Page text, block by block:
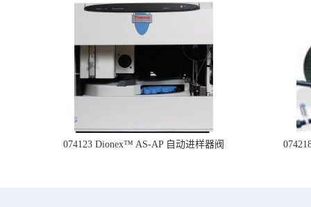
074123 Dionex™ AS-AP 自动进样器阀